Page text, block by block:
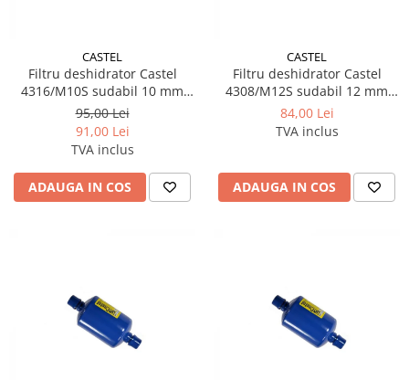
CASTEL
Filtru deshidrator Castel
4316/M10S sudabil 10 mm
ODS
95,00 Lei
91,00 Lei
TVA inclus
ADAUGA IN COS
CASTEL
Filtru deshidrator Castel
4308/M12S sudabil 12 mm
ODS
84,00 Lei
TVA inclus
ADAUGA IN COS